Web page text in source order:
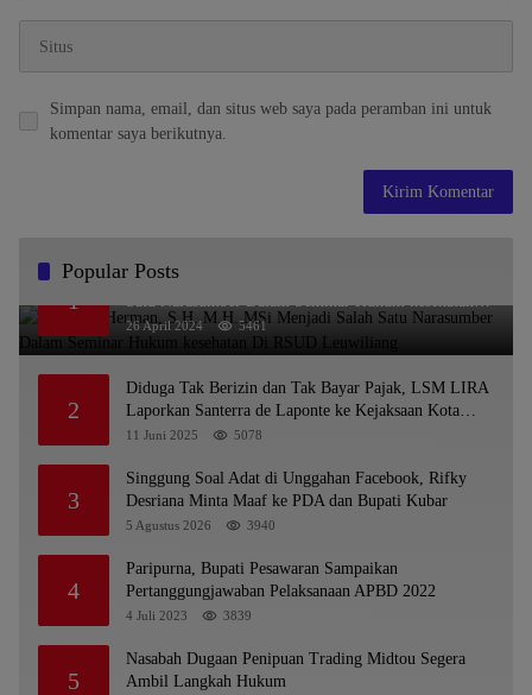
Simpan nama, email, dan situs web saya pada peramban ini untuk
komentar saya berikutnya.
Popular Posts
1
Dr. KMS Herman, S.H.,M.H.,MSi Menjadi Salah
Satu Narasumber Dalam Seminar Hukum kesehatan
Di RSUD Leuwiliang
26 April 2024 5461
2
Diduga Tak Berizin dan Tak Bayar Pajak, LSM LIRA
Laporkan Santerra de Laponte ke Kejaksaan Kota
Batu
11 Juni 2025 5078
3
Singgung Soal Adat di Unggahan Facebook, Rifky
Desriana Minta Maaf ke PDA dan Bupati Kubar
5 Agustus 2026 3940
4
Paripurna, Bupati Pesawaran Sampaikan
Pertanggungjawaban Pelaksanaan APBD 2022
4 Juli 2023 3839
5
Nasabah Dugaan Penipuan Trading Midtou Segera
Ambil Langkah Hukum